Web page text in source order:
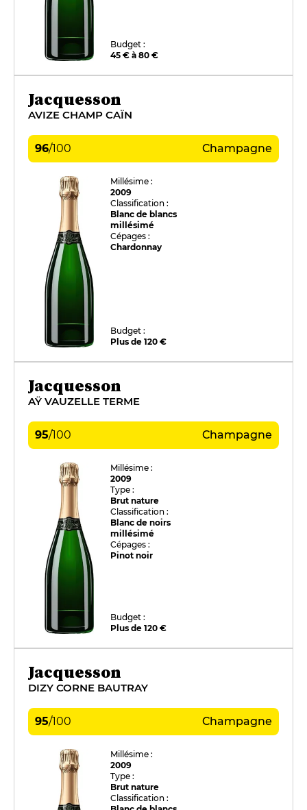
Budget :
45 € à 80 €
Jacquesson
AVIZE CHAMP CAÏN
96/100 Champagne
Millésime :
2009
Classification :
Blanc de blancs
millésimé
Cépages :
Chardonnay
Budget :
Plus de 120 €
Jacquesson
AŸ VAUZELLE TERME
95/100 Champagne
Millésime :
2009
Type :
Brut nature
Classification :
Blanc de noirs
millésimé
Cépages :
Pinot noir
Budget :
Plus de 120 €
Jacquesson
DIZY CORNE BAUTRAY
95/100 Champagne
Millésime :
2009
Type :
Brut nature
Classification :